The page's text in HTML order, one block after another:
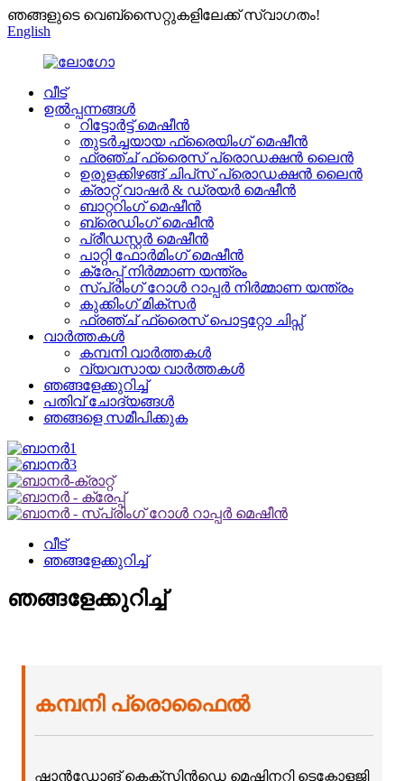
ഞങ്ങളുടെ വെബ്സൈറ്റുകളിലേക്ക് സ്വാഗതം!
English
വീട്
ഉൽപ്പന്നങ്ങൾ
റിട്ടോർട്ട് മെഷീൻ
തുടർച്ചയായ ഫ്രൈയിംഗ് മെഷീൻ
ഫ്രഞ്ച് ഫ്രൈസ് പ്രൊഡക്ഷൻ ലൈൻ
ഉരുളക്കിഴങ്ങ് ചിപ്‌സ് പ്രൊഡക്ഷൻ ലൈൻ
ക്രാറ്റ് വാഷർ & ഡ്രയർ മെഷീൻ
ബാറ്ററിംഗ് മെഷീൻ
ബ്രെഡിംഗ് മെഷീൻ
പ്രീഡസ്റ്റർ മെഷീൻ
പാറ്റി ഫോർമിംഗ് മെഷീൻ
ക്രേപ്പ് നിർമ്മാണ യന്ത്രം
സ്പ്രിംഗ് റോൾ റാപ്പർ നിർമ്മാണ യന്ത്രം
കുക്കിംഗ് മിക്സർ
ഫ്രഞ്ച് ഫ്രൈസ് പൊട്ടറ്റോ ചിപ്സ്
വാർത്തകൾ
കമ്പനി വാർത്തകൾ
വ്യവസായ വാർത്തകൾ
ഞങ്ങളേക്കുറിച്ച്
പതിവ് ചോദ്യങ്ങൾ
ഞങ്ങളെ സമീപിക്കുക
വീട്
ഞങ്ങളേക്കുറിച്ച്
ഞങ്ങളേക്കുറിച്ച്
കമ്പനി പ്രൊഫൈൽ
ഷാൻഡോങ് കെക്സിൻഡെ മെഷിനറി ടെക്നോളജി